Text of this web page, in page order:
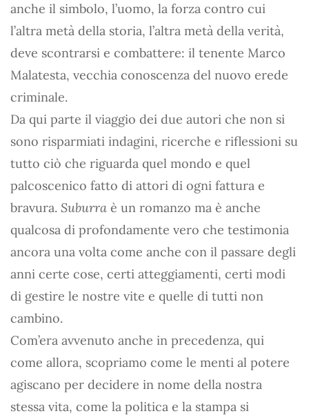
anche il simbolo, l’uomo, la forza contro cui
l’altra metà della storia, l’altra metà della verità,
deve scontrarsi e combattere: il tenente Marco
Malatesta, vecchia conoscenza del nuovo erede
criminale.
Da qui parte il viaggio dei due autori che non si
sono risparmiati indagini, ricerche e riflessioni su
tutto ciò che riguarda quel mondo e quel
palcoscenico fatto di attori di ogni fattura e
bravura. Suburra è un romanzo ma è anche
qualcosa di profondamente vero che testimonia
ancora una volta come anche con il passare degli
anni certe cose, certi atteggiamenti, certi modi
di gestire le nostre vite e quelle di tutti non
cambino.
Com’era avvenuto anche in precedenza, qui
come allora, scopriamo come le menti al potere
agiscano per decidere in nome della nostra
stessa vita, come la politica e la stampa si